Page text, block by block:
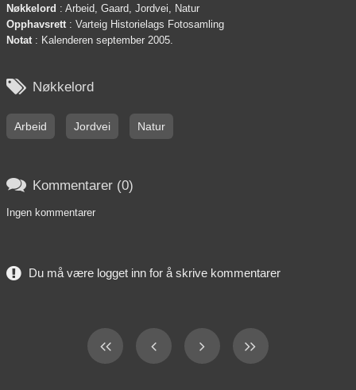
Nøkkelord : Arbeid, Gaard, Jordvei, Natur
Opphavsrett: Varteig Historielags Fotosamling
Notat: Kalenderen september 2005.
 Nøkkelord
Arbeid Jordvei Natur
 Kommentarer (0)
Ingen kommentarer
Du må være logget inn for å skrive kommentarer